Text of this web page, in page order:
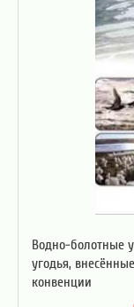
Водно-болотные
угодья,
конвенции